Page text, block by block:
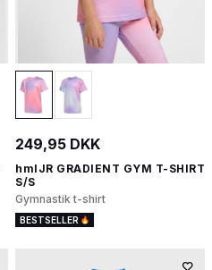
249,95 DKK
hmlJR GRADIENT GYM T-SHIRT
S/S
Gymnastik t-shirt
BESTSELLER